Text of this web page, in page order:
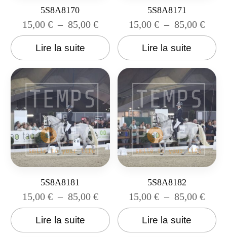
5S8A8170
15,00 € – 85,00 €
Lire la suite
5S8A8171
15,00€ – 85,00€
Lire la suite
5S8A8181
15,00 € – 85,00 €
Lire la suite
5S8A8182
15,00€ – 85,00€
Lire la suite